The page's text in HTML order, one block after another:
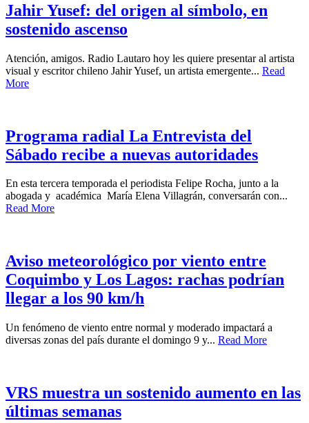
Jahir Yusef: del origen al símbolo, en
sostenido ascenso
Atención, amigos. Radio Lautaro hoy les quiere presentar al artista
visual y escritor chileno Jahir Yusef, un artista emergente... Read
More
Programa radial La Entrevista del
Sábado recibe a nuevas autoridades
En esta tercera temporada el periodista Felipe Rocha, junto a la
abogada y académica María Elena Villagrán, conversarán con...
Read More
Aviso meteorológico por viento entre
Coquimbo y Los Lagos: rachas podrían
llegar a los 90 km/h
Un fenómeno de viento entre normal y moderado impactará a
diversas zonas del país durante el domingo 9 y... Read More
VRS muestra un sostenido aumento en las
últimas semanas